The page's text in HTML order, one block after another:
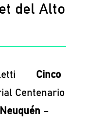
del Alto
Cinco
Centenario
–